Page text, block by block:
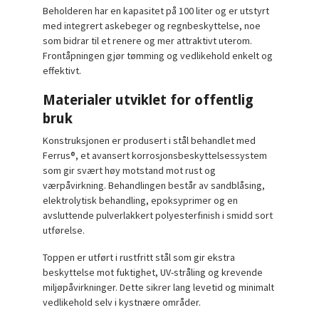
Beholderen har en kapasitet på 100 liter og er utstyrt
med integrert askebeger og regnbeskyttelse, noe
som bidrar til et renere og mer attraktivt uterom.
Frontåpningen gjør tømming og vedlikehold enkelt og
effektivt.
Materialer utviklet for offentlig
bruk
Konstruksjonen er produsert i stål behandlet med
Ferrus®, et avansert korrosjonsbeskyttelsessystem
som gir svært høy motstand mot rust og
værpåvirkning. Behandlingen består av sandblåsing,
elektrolytisk behandling, epoksyprimer og en
avsluttende pulverlakkert polyesterfinish i smidd sort
utførelse.
Toppen er utført i rustfritt stål som gir ekstra
beskyttelse mot fuktighet, UV-stråling og krevende
miljøpåvirkninger. Dette sikrer lang levetid og minimalt
vedlikehold selv i kystnære områder.